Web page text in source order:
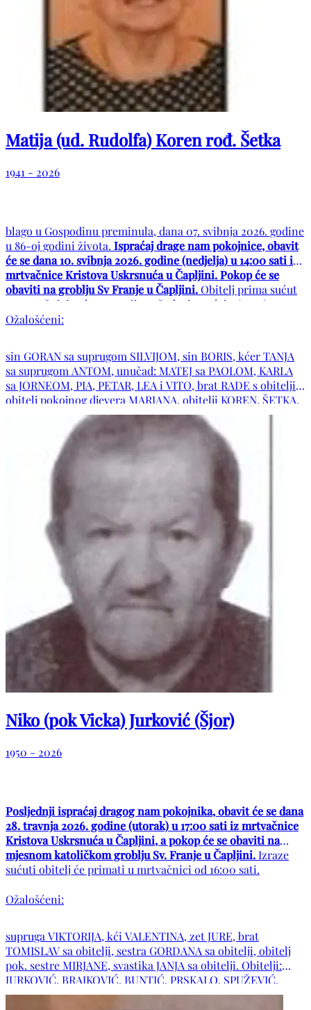
Matija (ud. Rudolfa) Koren rođ. Šetka
1941 - 2026
blago u Gospodinu preminula, dana 07. svibnja 2026. godine
u 86-oj godini života. Ispraćaj drage nam pokojnice, obavit
će se dana 10. svibnja 2026. godine (nedjelja) u 14:00 sati iz
mrtvačnice Kristova Uskrsnuća u Čapljini. Pokop će se
obaviti na groblju Sv Franje u Čapljini.
u mrtvačnici pola sata prije početka ispraćaja. (13:30)
Ožalošćeni:
sin GORAN sa suprugom SILVIJOM, sin BORIS, kćer TANJA
sa suprugom ANTOM, unučad: MATEJ sa PAOLOM, KARLA
sa JORNEOM, PIA, PETAR, LEA i VITO, brat RADE s obitelji,
obitelj pokojnog djevera MARJANA, obitelji KOREN, ŠETKA,
TANDARA, JURKOVIĆ te ostala rodbina i prijatelji.
POČIVALA U MIRU BOŽJEM !
Niko (pok Vicka) Jurković (Šjor)
1950 - 2026
Posljednji ispraćaj dragog nam pokojnika, obavit će se dana
28. travnja 2026. godine (utorak) u 17:00 sati iz mrtvačnice
Kristova Uskrsnuća u Čapljini, a pokop će se obaviti na
mjesnom katoličkom groblju Sv. Franje u Čapljini.Izraze
sućuti obitelj će primati u mrtvačnici od 16:00 sati.
Ožalošćeni:
supruga VIKTORIJA, kći VALENTINA, zet JURE, brat
TOMISLAV sa obitelji, sestra GORDANA sa obitelji, obitelj
pok. sestre MIRJANE, svastika JANJA sa obitelji. Obitelji:
JURKOVIĆ, BRAJKOVIĆ, BUNTIĆ, PRSKALO, SPUŽEVIĆ,
VERGINELLA, te ostala tugujuća rodbina, prijatelji i kumovi.